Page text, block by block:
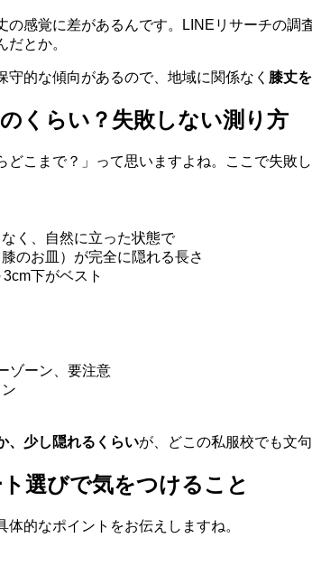
の感覚に差があるんです。LINEリサーチの
とか。
的な傾向があるので、地域に関係なく 膝丈
くらい？失敗しない測り方
どこまで？」って思いますよね。ここで失敗
なく、自然に立った状態で
膝のお皿）が完全に隠れる長さ
下がベスト
ゾーン、要注意
、少し隠れるくらいが、どこの私服校でも文
選びで気をつけること
的なポイントをお伝えしますね。